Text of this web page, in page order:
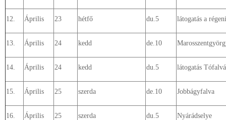
12. Április 23 hétfő du.5 látogatás a
13. Április 24 kedd de.10
14. Április 24 kedd du.5 látogatás
15. Április 25 szerda de.10 Jobbágyfalva
16. Április 25 szerda du.5 Nyárádselye